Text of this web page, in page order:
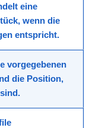
eine
wenn die
entspricht.
vorgegebenen
die Position,